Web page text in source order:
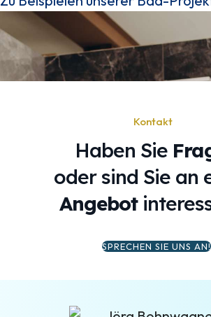
Kontakt
Haben Sie
oder sind Sie an
Angebot
SPRECHEN SIE UNS AN!